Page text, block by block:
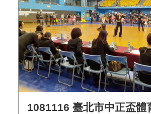
1081116 臺北市中正盃體